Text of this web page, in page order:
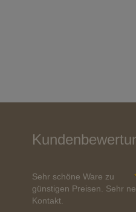
Sehr schöne Ware zu
günstigen Preisen. Sehr
Kontakt.